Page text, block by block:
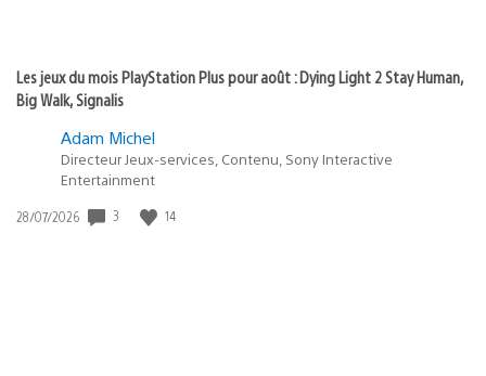
Les jeux du mois PlayStation Plus pour août : Dying Light 2 Stay Human,
Big Walk, Signalis
Adam Michel
Directeur Jeux-services, Contenu, Sony Interactive
Entertainment
Date
28/07/2026 3 14